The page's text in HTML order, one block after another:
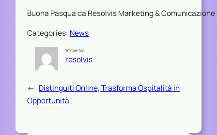
Buona Pasqua da Resolvis Marketing &
Categories: News
Written By:
resolvis
← Distinguiti Online, Trasforma Ospitalità in
Opportunità